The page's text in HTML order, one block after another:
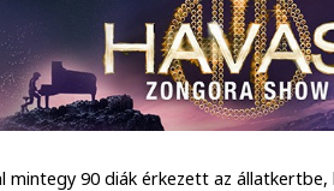
mintegy 90 diák érkezett az állatkertbe,